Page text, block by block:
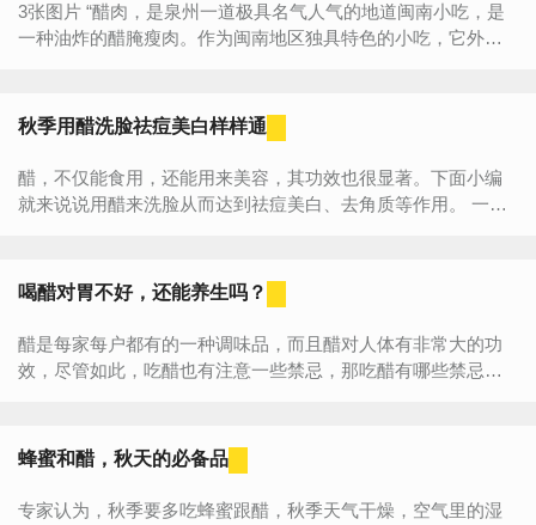
3张图片 “醋肉，是泉州一道极具名气人气的地道闽南小吃，是
一种油炸的醋腌瘦肉。作为闽南地区独具特色的小吃，它外表
秋季用醋洗脸祛痘美白样样通
醋，不仅能食用，还能用来美容，其功效也很显著。下面小编
就来说说用醋来洗脸从而达到祛痘美白、去角质等作用。 一、
喝醋对胃不好，还能养生吗？
醋是每家每户都有的一种调味品，而且醋对人体有非常大的功
效，尽管如此，吃醋也有注意一些禁忌，那吃醋有哪些禁忌你
蜂蜜和醋，秋天的必备品
专家认为，秋季要多吃蜂蜜跟醋，秋季天气干燥，空气里的湿